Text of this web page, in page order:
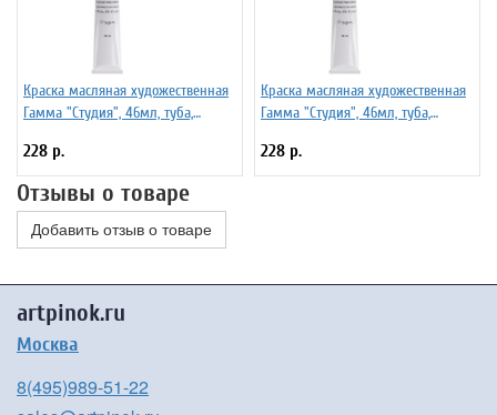
Краска масляная художественная
Гамма "Студия", 46мл, туба,
228 р.
Краска масляная художественная
Гамма "Студия", 46мл, туба,
228 р.
Отзывы о товаре
Добавить отзыв о товаре
artpinok.ru
Москва
8(495)989-51-22